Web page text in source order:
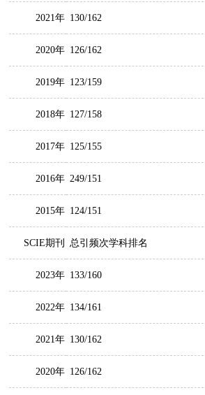
2021年 130/162
2020年 126/162
2019年 123/159
2018年 127/158
2017年 125/155
2016年 249/151
2015年 124/151
SCIE期刊 总引频次学科排名
2023年 133/160
2022年 134/161
2021年 130/162
2020年 126/162